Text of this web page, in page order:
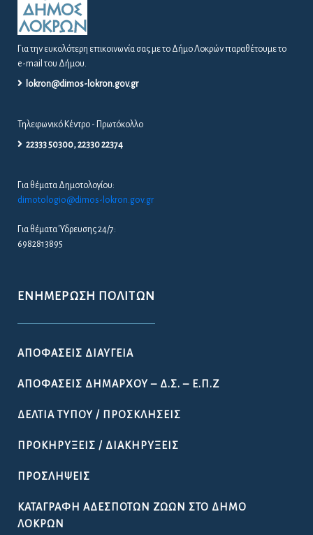
Για την ευκολότερη επικοινωνία σας με το Δήμο Λοκρών παραθέτουμε το
e-mail του Δήμου.
lokron@dimos-lokron.gov.gr
Τηλεφωνικό Κέντρο - Πρωτόκολλο
22333 50300, 22330 22374
Για θέματα Δημοτολογίου:
dimotologio@dimos-lokron.gov.gr
Για θέματα Ύδρευσης 24/7:
6982813895
ΕΝΗΜΈΡΩΣΗ ΠΟΛΙΤΏΝ
ΑΠΟΦΆΣΕΙΣ ΔΙΑΎΓΕΙΑ
ΑΠΟΦΆΣΕΙΣ ΔΗΜΆΡΧΟΥ – Δ.Σ. – Ε.Π.Ζ
ΔΕΛΤΊΑ ΤΎΠΟΥ / ΠΡΟΣΚΛΉΣΕΙΣ
ΠΡΟΚΗΡΎΞΕΙΣ / ΔΙΑΚΗΡΎΞΕΙΣ
ΠΡΟΣΛΉΨΕΙΣ
ΚΑΤΑΓΡΑΦΉ ΑΔΈΣΠΟΤΩΝ ΖΏΩΝ ΣΤΟ ΔΉΜΟ
ΛΟΚΡΏΝ